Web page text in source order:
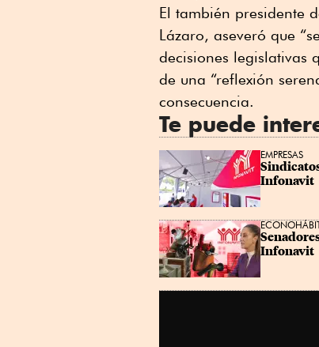
El también presidente
Lázaro, aseveró que
decisiones legislativas
de una “reflexión
consecuencia.
Te puede
EMPRESAS
Infonavit
Infonavit